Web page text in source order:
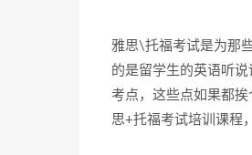
雅思\托福考试是为那
的是留学生的英语听
考点，这些点如果都
思+托福考试培训课程